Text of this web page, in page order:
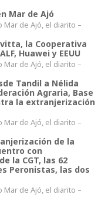
Mar de Ajó
Mar de Ajó, el diarito –
la Cooperativa
Huawei y EEUU
Mar de Ajó, el diarito –
Tandil a Nélida
Agraria, Base
la extranjerización
Mar de Ajó, el diarito –
de la
con
la CGT, las 62
Peronistas, las dos
Mar de Ajó, el diarito –